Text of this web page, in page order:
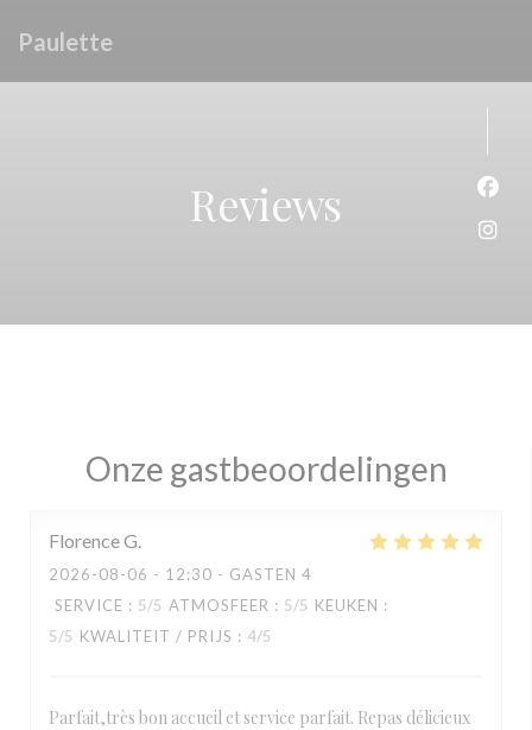
Paulette
Reviews
Onze gastbeoordelingen
FlorenceG
2026-08-06 - 12:30 - GASTEN 4
SERVICE : 5/5 ATMOSFEER : 5/5 KEUKEN :
5/5 KWALITEIT / PRIJS : 4/5
Parfait,très bon accueil et service parfait. Repas délicieux